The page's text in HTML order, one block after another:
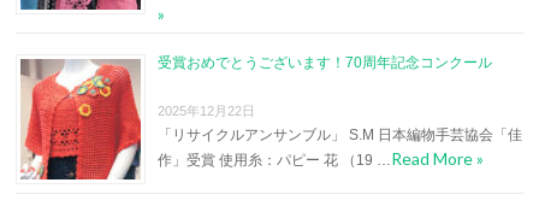
»
受賞おめでとうございます！70周年記念コンクール
2025年12月22日
「リサイクルアンサンブル」 S.M 日本編物手芸協会「佳
作」受賞 使用糸：パピー 花 （19 …Read More »